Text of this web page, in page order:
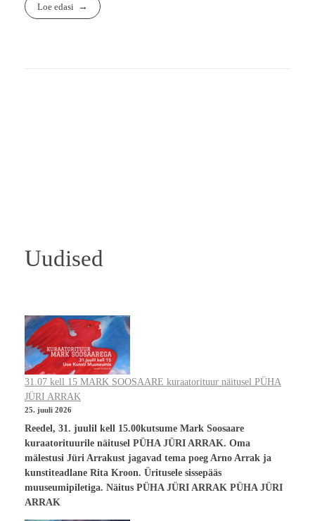
Loe edasi
Uudised
31.07 kell 15 MARK SOOSAARE kuraatorituur näitusel PÜHA
JÜRI ARRAK
25. juuli 2026
Reedel, 31. juulil kell 15.00kutsume Mark Soosaare
kuraatorituurile näitusel PÜHA JÜRI ARRAK. Oma
mälestusi Jüri Arrakust jagavad tema poeg Arno Arrak ja
kunstiteadlane Rita Kroon. Üritusele sissepääs
muuseumipiletiga. Näitus PÜHA JÜRI ARRAK PÜHA JÜRI
ARRAK